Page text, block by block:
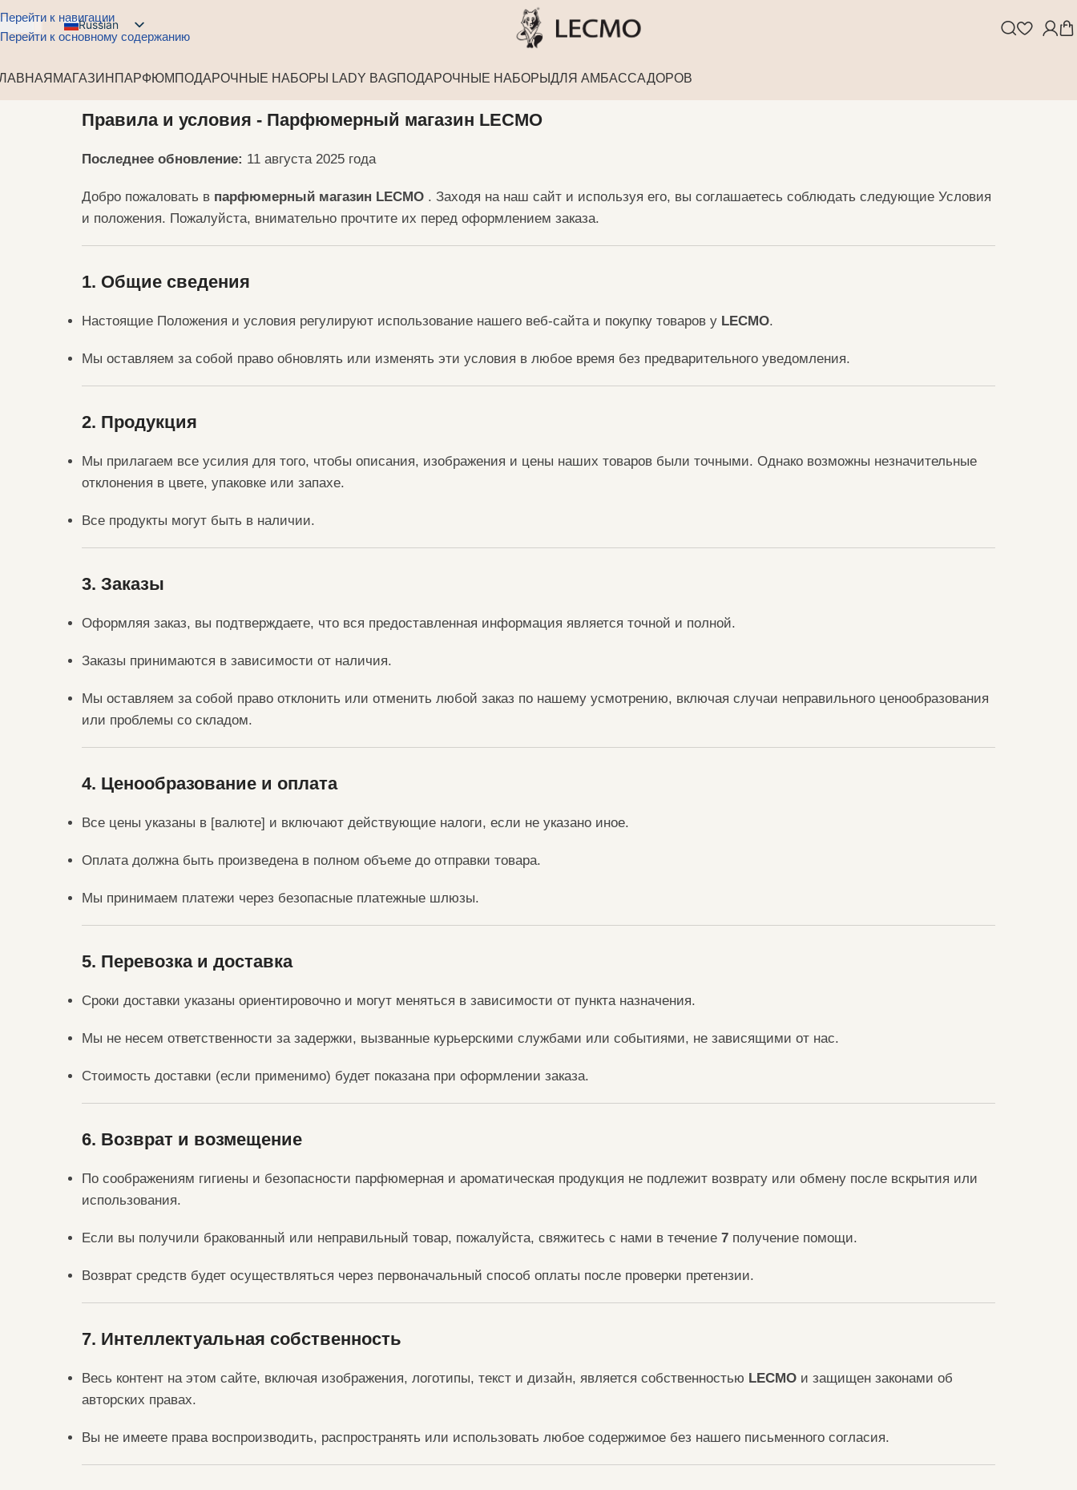
Перейти к навигации
Перейти к основному содержанию
USD Russian
Arabic
Spanish
German
МАГАЗИН ПАРФЮМ ПОДАРОЧНЫЕ НАБОРЫ LADY BAGПОДАРОЧНЫЕ НАБОРЫ ДЛЯ АМБАССАДОРОВ
Правила и условия - Парфюмерный магазин LECMO
Последнее обновление: 11 августа 2025 года
Добро пожаловать в парфюмерный магазин LECMO. Заходя на наш сайт и используя его, вы соглашаетесь соблюдать следующие Условия
и положения. Пожалуйста, внимательно прочтите их перед оформлением заказа.
1. Общие сведения
Настоящие Положения и условия регулируют использование нашего веб-сайта и покупку товаров у LECMO.
Мы оставляем за собой право обновлять или изменять эти условия в любое время без предварительного уведомления.
2. Продукция
Мы прилагаем все усилия для того, чтобы описания, изображения и цены наших товаров были точными. Однако возможны незначительные
отклонения в цвете, упаковке или запахе.
Все продукты могут быть в наличии.
3. Заказы
Оформляя заказ, вы подтверждаете, что вся предоставленная информация является точной и полной.
Заказы принимаются в зависимости от наличия.
Мы оставляем за собой право отклонить или отменить любой заказ по нашему усмотрению, включая случаи неправильного ценообразования
или проблемы со складом.
4. Ценообразование и оплата
Все цены указаны в [валюте] и включают действующие налоги, если не указано иное.
Оплата должна быть произведена в полном объеме до отправки товара.
Мы принимаем платежи через безопасные платежные шлюзы.
5. Перевозка и доставка
Сроки доставки указаны ориентировочно и могут меняться в зависимости от пункта назначения.
Мы не несем ответственности за задержки, вызванные курьерскими службами или событиями, не зависящими от нас.
Стоимость доставки (если применимо) будет показана при оформлении заказа.
6. Возврат и возмещение
По соображениям гигиены и безопасности парфюмерная и ароматическая продукция не подлежит возврату или обмену после вскрытия или
использования.
Если вы получили бракованный или неправильный товар, пожалуйста, свяжитесь с нами в течение 7получение помощи.
Возврат средств будет осуществляться через первоначальный способ оплаты после проверки претензии.
7. Интеллектуальная собственность
Весь контент на этом сайте, включая изображения, логотипы, текст и дизайн, является собственностью LECMOи защищен законами об
авторских правах.
Вы не имеете права воспроизводить, распространять или использовать любое содержимое без нашего письменного согласия.